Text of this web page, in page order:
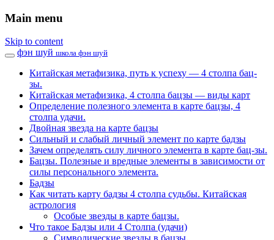
Main menu
Skip to content
фэн шуй школа фэн шуй
Китайская метафизика, путь к успеху — 4 столпа бац-
зы.
Китайская метафизика, 4 столпа бацзы — виды карт
Определение полезного элемента в карте бацзы, 4
столпа удачи.
Двойная звезда на карте бацзы
Сильный и слабый личный элемент по карте бадзы
Зачем определять силу личного элемента в карте бац-зы.
Бацзы. Полезные и вредные элементы в зависимости от
силы персонального элемента.
Бадзы
Как читать карту бадзы 4 столпа судьбы. Китайская
астрология
Особые звезды в карте бацзы.
Что такое Бадзы или 4 Столпа (удачи)